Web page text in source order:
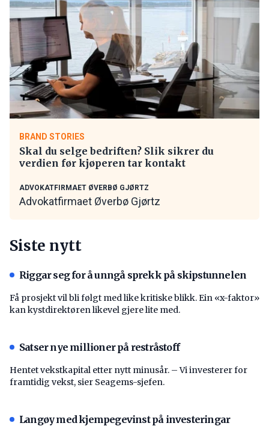
BRAND STORIES
Skal du selge bedriften? Slik sikrer du
verdien før kjøperen tar kontakt
ADVOKATFIRMAET ØVERBØ GJØRTZ
Advokatfirmaet Øverbø Gjørtz
Siste nytt
Riggar seg for å unngå sprekk på skipstunnelen
Få prosjekt vil bli følgt med like kritiske blikk. Ein «x-faktor»
kan kystdirektøren likevel gjere lite med.
Satser nye millioner på restråstoff
Hentet vekstkapital etter nytt minusår. – Vi investerer for
framtidig vekst, sier Seagems-sjefen.
Langøy med kjempegevinst på investeringar